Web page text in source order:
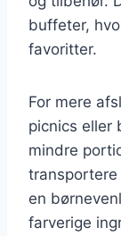
buffeter,
favoritter.
For mere
picnics eller
mindre
transportere
en
farverige